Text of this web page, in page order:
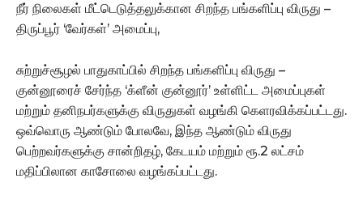
நீர் நிலைகள் மீட்டெடுத்தலுக்கான சிறந்த பங்களிப்பு விருது –
திருப்பூர் ‘வேர்கள்’ அமைப்பு,
சுற்றுச்சூழல் பாதுகாப்பில் சிறந்த பங்களிப்பு விருது –
குன்னூரைச் சேர்ந்த ‘க்ளீன் குன்னூர்’ உள்ளிட்ட அமைப்புகள்
மற்றும் தனிநபர்களுக்கு விருதுகள் வழங்கி கெளரவிக்கப்பட்டது.
ஒவ்வொரு ஆண்டும் போலவே, இந்த ஆண்டும் விருது
பெற்றவர்களுக்கு சான்றிதழ், கேடயம் மற்றும் ரூ.2 லட்சம்
மதிப்பிலான காசோலை வழங்கப்பட்டது.